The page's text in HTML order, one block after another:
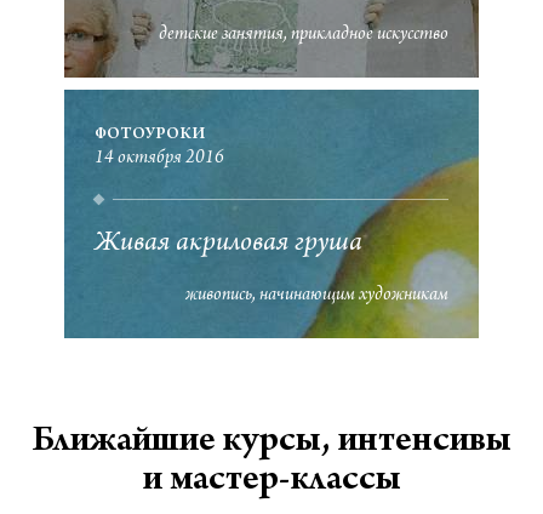
детские занятия прикладное искусство
ФОТОУРОКИ
14 октября 2016
Живая акриловая груша
живопись начинающим художникам
Ближайшие курсы, интенсивы
и мастер-классы